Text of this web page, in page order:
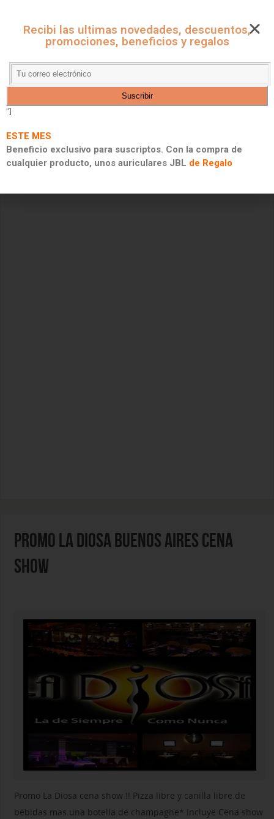
CUPONES DE DESCUENTO, PROMOCIONES Y 2X1
PROMO LA DIOSA BUENOS AIRES CENA
SHOW
Promo La Diosa cena show !! Pizza libre y canilla libre de
bebidas mas una botella de champagne* Incluye Cena show
Recibi las ultimas novedades, descuentos,
promociones, beneficios y regalos
"]
ESTE MES
Beneficio exclusivo para suscriptos. Con la compra de
cualquier producto, unos auriculares JBL de Regalo